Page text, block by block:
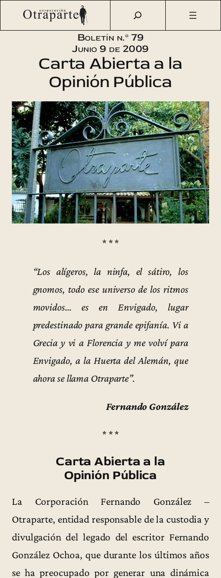
Saltar
Otraparte.org /Corporación Boletín/
Boletín n.º 79 –
Carta Abierta a la Opinión Pública
Boletín n.º 79
Junio 9 de 2009
Carta Abierta a la
Opinión Pública
* * *
“Los alígeros, la ninfa, el sátiro, los
gnomos, todo ese universo de los ritmos
movidos… es en Envigado, lugar
predestinado para grande epifanía. Vi a
Grecia y vi a Florencia y me volví para
Envigado, a la Huerta del Alemán, que
ahora se llama Otraparte”.
Fernando González
* * *
Carta Abierta a la
Opinión Pública
La Corporación Fernando González –
Otraparte, entidad responsable de la custodia y
divulgación del legado del escritor Fernando
González Ochoa, que durante los últimos años
se ha preocupado por generar una dinámica